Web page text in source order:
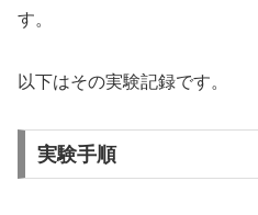
す。
以下はその実験記録です。
実験手順